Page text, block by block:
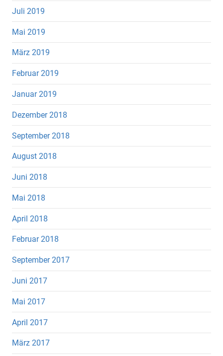
Juli 2019
Mai 2019
März 2019
Februar 2019
Januar 2019
Dezember 2018
September 2018
August 2018
Juni 2018
Mai 2018
April 2018
Februar 2018
September 2017
Juni 2017
Mai 2017
April 2017
März 2017